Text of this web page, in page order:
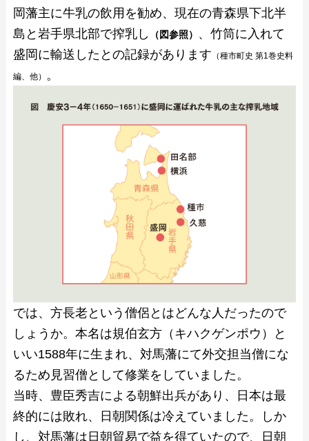
岡藩主に牛乳の飲用を勧め、現在の青森県下北半
島と岩手県北部で搾乳し
（図参照）
、竹筒に入れて
盛岡に輸送したとの記録があります （種市町史 第1巻史料
編、他） 。
では、方長老という僧侶とはどんな人だったので
しょうか。本名は規伯玄方（キハクゲンポウ）と
いい1588年に生まれ、対馬藩にて外交担当僧にな
るため見習僧として修業をしていました。
当時、豊臣秀吉による朝鮮出兵があり、日本は最
終的には敗れ、日朝関係は冷えていました。しか
し、対馬藩は日朝貿易で益を得ていたので、日朝